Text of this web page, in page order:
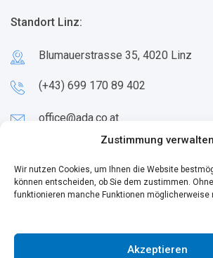
Zustimmung verwalten
Wir nutzen Cookies, um Ihnen die Website
können entscheiden, ob Sie dem zustimmen.
funktionieren manche Funktionen möglicherweise
Akzeptieren
Standort Linz:
Blumauerstrasse 35, 4020 Linz
(+43) 699 170 89 402
office@ada.co.at
Standort Wien:
Großmarktstraße 4, 1230 Wien